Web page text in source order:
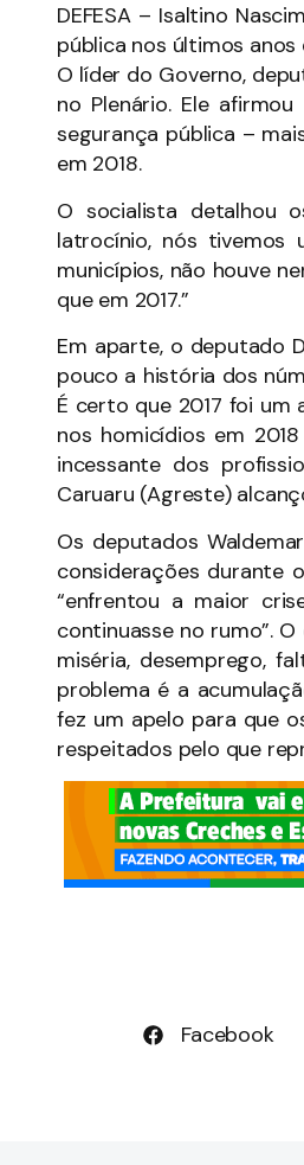
DEFESA – Isaltino
pública nos últimos
O líder do Governo,
no Plenário. Ele
segurança pública –
em 2018.
O socialista detalhou
latrocínio, nós tivemos
municípios, não houve
que em 2017.”
Em aparte, o deputado
pouco a história dos
É certo que 2017 foi um
nos homicídios em
incessante dos
Caruaru (Agreste)
Os deputados
considerações durante
“enfrentou a maior
continuasse no rumo”.
miséria, desemprego,
problema é a
fez um apelo para que
respeitados pelo que
Facebook